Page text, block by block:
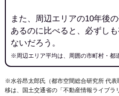
また、周辺エリアの10年後
あるのに比べると、必ずし
ないだろう。
※周辺エリア平均は、周囲の市町村・都
※水谷昂太郎氏（都市空間総合研究所 代
移は、国土交通省の「 不動産情報ライブラ